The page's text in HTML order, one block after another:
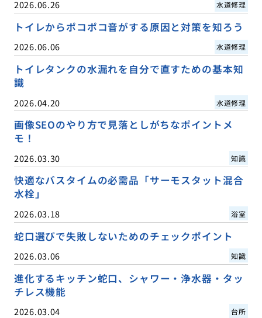
2026.06.26 水道修理
トイレからポコポコ音がする原因と対策を知ろう
2026.06.06 水道修理
トイレタンクの水漏れを自分で直すための基本知
識
2026.04.20 水道修理
画像SEOのやり方で見落としがちなポイントメ
モ！
2026.03.30 知識
快適なバスタイムの必需品「サーモスタット混合
水栓」
2026.03.18 浴室
蛇口選びで失敗しないためのチェックポイント
2026.03.06 知識
進化するキッチン蛇口、シャワー・浄水器・タッ
チレス機能
2026.03.04 台所